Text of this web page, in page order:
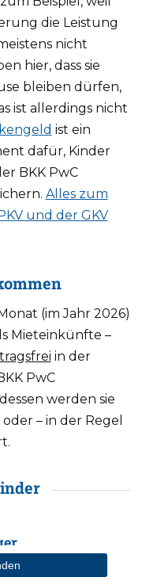
die Leistung
nicht
hier, dass sie
bleiben dürfen,
ist allerdings nicht
ist ein
dafür, Kinder
BKK PwC
Alles zum
und der GKV
(im Jahr 2026)
Mieteinkünfte –
in der
PwC
werden sie
– in der Regel
Kindertarife